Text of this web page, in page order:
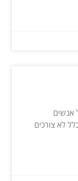
אנשים
לא צורכים